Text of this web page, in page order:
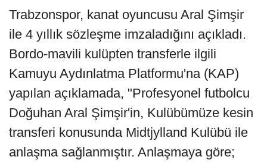
Trabzonspor, kanat oyuncusu Aral Şimşir
ile 4 yıllık sözleşme imzaladığını açıkladı.
Bordo-mavili kulüpten transferle ilgili
Kamuyu Aydınlatma Platformu'na (KAP)
yapılan açıklamada, "Profesyonel futbolcu
Doğuhan Aral Şimşir'in, Kulübümüze kesin
transferi konusunda Midtjylland Kulübü ile
anlaşma sağlanmıştır. Anlaşmaya göre;